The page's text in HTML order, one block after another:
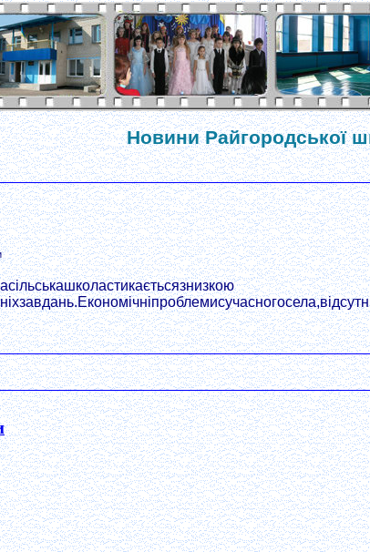
Новини Райгородської